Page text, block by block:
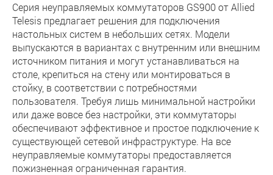
Серия неуправляемых коммутаторов GS900 от Allied
Telesis предлагает решения для подключения
настольных систем в небольших сетях. Модели
выпускаются в вариантах с внутренним или внешним
источником питания и могут устанавливаться на
столе, крепиться на стену или монтироваться в
стойку, в соответствии с потребностями
пользователя. Требуя лишь минимальной настройки
или даже вовсе без настройки, эти коммутаторы
обеспечивают эффективное и простое подключение к
существующей сетевой инфраструктуре. На все
неуправляемые коммутаторы предоставляется
пожизненная ограниченная гарантия.